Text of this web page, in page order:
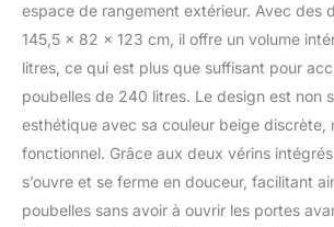
espace de rangement extérieur. Avec des
145,5 x 82 x 123 cm, il offre un volume
litres, ce qui est plus que suffisant pour
poubelles de 240 litres. Le design est non
esthétique avec sa couleur beige discrète,
fonctionnel. Grâce aux deux vérins
s’ouvre et se ferme en douceur, facilitant
poubelles sans avoir à ouvrir les portes